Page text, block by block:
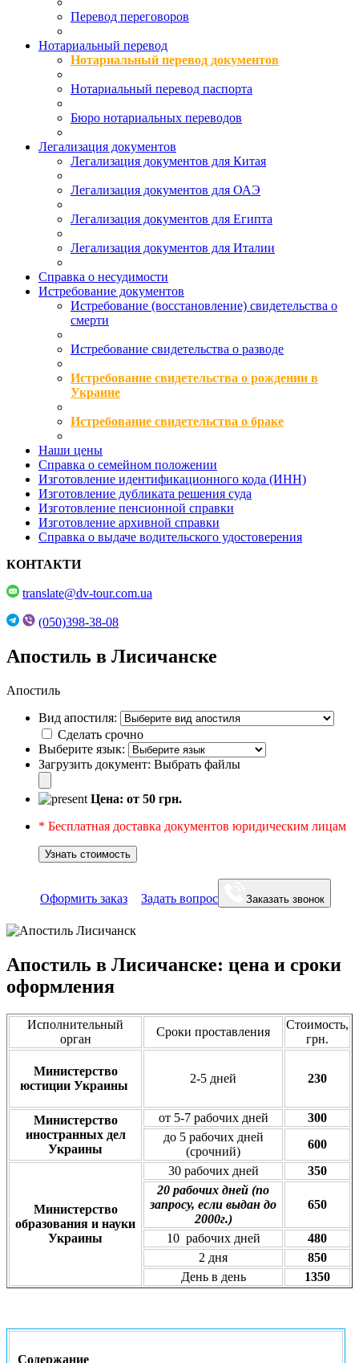
Перевод переговоров
Нотариальный перевод
Нотариальный перевод документов
Нотариальный перевод паспорта
Бюро нотариальных переводов
Легализация документов
Легализация документов для Китая
Легализация документов для ОАЭ
Легализация документов для Египта
Легализация документов для Италии
Справка о несудимости
Истребование документов
Истребование (восстановление) свидетельства о
смерти
Истребование свидетельства о разводе
Истребование свидетельства о рождении в
Украине
Истребование свидетельства о браке
Наши цены
Справка о семейном положении
Изготовление идентификационного кода (ИНН)
Изготовление дубликата решения суда
Изготовление пенсионной справки
Изготовление архивной справки
Справка о выдаче водительского удостоверения
КОНТАКТИ
translate@dv-tour.com.ua
(050)398-38-08
Апостиль в Лисичанске
Апостиль
Вид апостиля:
Сделать срочно
Выберите язык:
Загрузить документ: Выбрать файлы
Цена: от 50 грн.
* Бесплатная доставка документов юридическим лицам
Узнать стоимость
Оформить заказ Задать вопрос Заказать звонок
Апостиль в Лисичанске: цена и сроки
оформления
Исполнительный
орган
Сроки проставления
Стоимость,
грн.
Министерство
юстиции Украины
2-5 дней 230
Министерство
иностранных дел
Украины
от 5-7 рабочих дней
300
до 5 рабочих дней
(срочний)
600
Министерство
образования и науки
Украины
30 рабочих дней
350
20 рабочих дней (по
запросу, если выдан до
2000г.)
650
10 рабочих дней
480
2 дня
850
День в день
1350
Содержание